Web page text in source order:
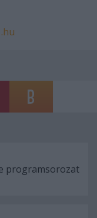
programsorozat